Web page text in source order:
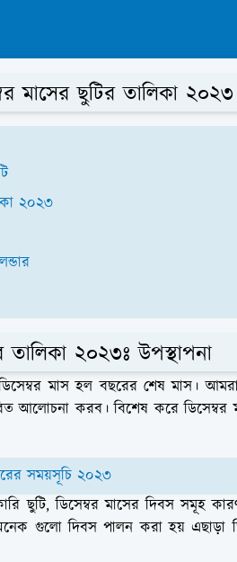
মাসের ছুটির তালিকা ২০২৩
২০২৩
তালিকা ২০২৩ঃ উপস্থাপনা
মাস হল বছরের শেষ মাস। আমরা
আলোচনা করব। বিশেষ করে ডিসেম্বর
সময়সূচি ২০২৩
ছুটি, ডিসেম্বর মাসের দিবস সমূহ
গুলো দিবস পালন করা হয় এছাড়া